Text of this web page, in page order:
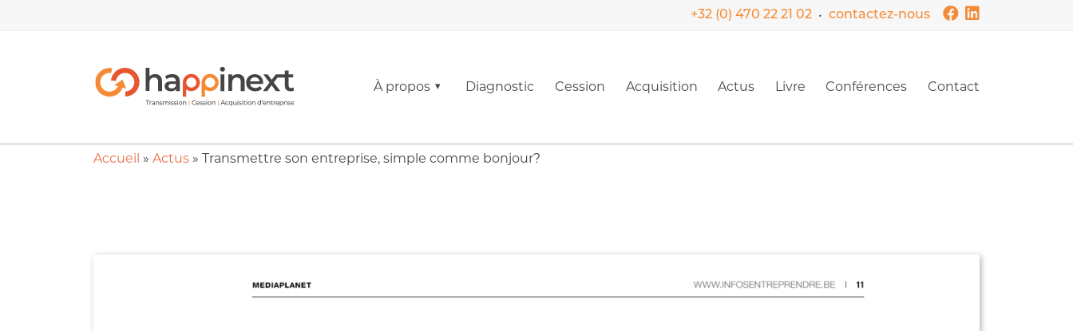
+32 (0) 470 22 21 02 • contactez-nous
À propos Diagnostic Cession Acquisition Actus Livre Conférences Contact
Accueil » Actus » Transmettre son entreprise, simple comme bonjour?